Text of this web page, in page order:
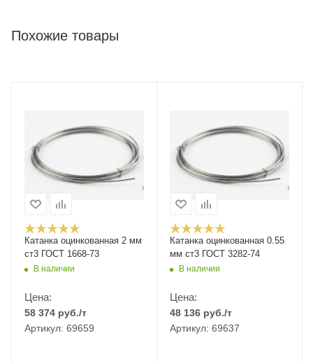
Похожие товары
Катанка оцинкованная 2 мм
ст3 ГОСТ 1668-73
В наличии
Цена:
58 374 руб./т
Артикул: 69659
Катанка оцинкованная 0.55
мм ст3 ГОСТ 3282-74
В наличии
Цена:
48 136 руб./т
Артикул: 69637